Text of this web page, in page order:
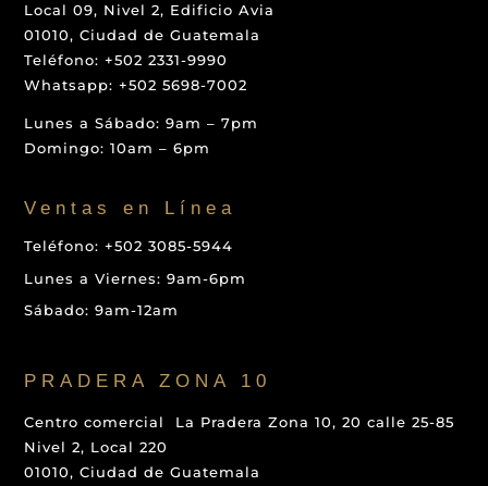
Local 09, Nivel 2, Edificio Avia
01010, Ciudad de Guatemala
Teléfono: +502 2331-9990
Whatsapp: +502 5698-7002
Lunes a Sábado: 9am – 7pm
Domingo: 10am – 6pm
Ventas en Línea
Teléfono: +502 3085-5944
Lunes a Viernes: 9am-6pm
Sábado: 9am-12am
PRADERA ZONA 10
Centro comercial La Pradera Zona 10, 20 calle 25-85
Nivel 2, Local 220
01010, Ciudad de Guatemala